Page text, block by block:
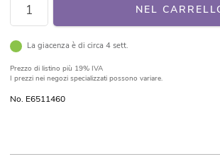
NEL
La giacenza è di circa 4 sett.
Prezzo di listino più 19% IVA
I prezzi nei negozi specializzati possono variare.
No. E6511460